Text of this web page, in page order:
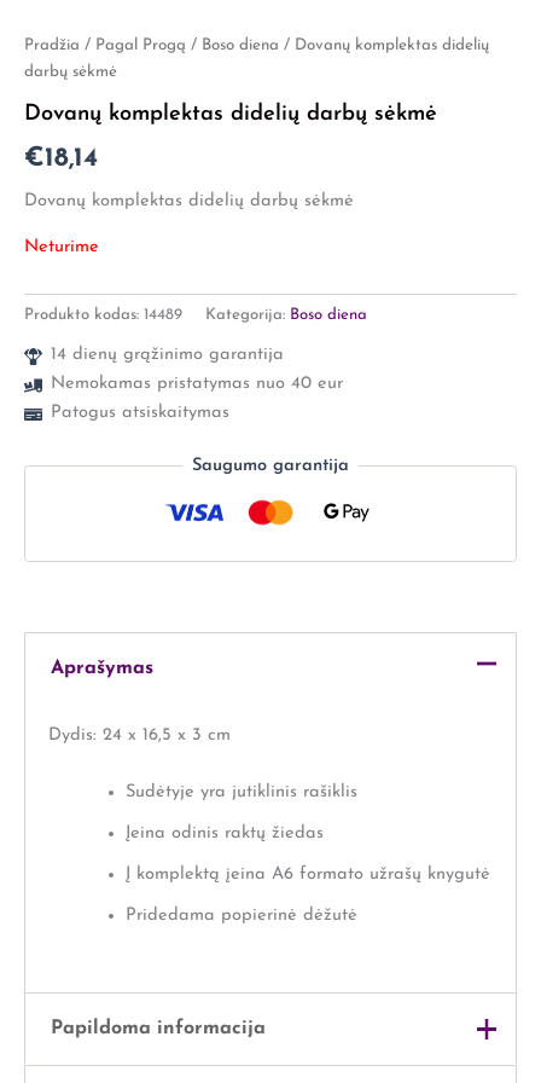
Pradžia / Pagal Progą / Boso diena / Dovanų komplektas didelių
darbų sėkmė
Dovanų komplektas didelių darbų sėkmė
€18,14
Dovanų komplektas didelių darbų sėkmė
Neturime
Produkto kodas: 14489 Kategorija: Boso diena
14 dienų grąžinimo garantija
Nemokamas pristatymas nuo 40 eur
Patogus atsiskaitymas
Saugumo garantija
Aprašymas
Dydis: 24 x 16,5 x 3 cm
Sudėtyje yra jutiklinis rašiklis
Įeina odinis raktų žiedas
Į komplektą įeina A6 formato užrašų knygutė
Pridedama popierinė dėžutė
Papildoma informacija